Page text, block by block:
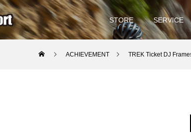
STORE SERVICE
ACHIEVEMENT TREK Ticket DJ